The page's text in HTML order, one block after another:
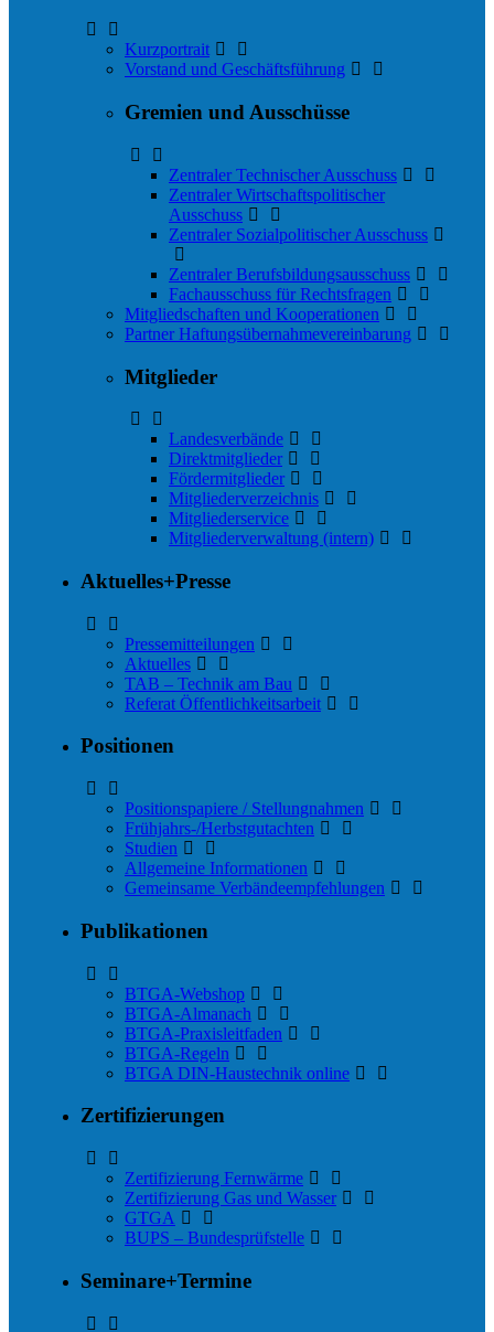
Kurzportrait
Vorstand und Geschäftsführung
Gremien und Ausschüsse
Zentraler Technischer Ausschuss
Zentraler Wirtschaftspolitischer
Ausschuss
Zentraler Sozialpolitischer Ausschuss
Zentraler Berufsbildungsausschuss
Fachausschuss für Rechtsfragen
Mitgliedschaften und Kooperationen
Partner Haftungs­übernahmevereinbarung
Mitglieder
Landesverbände
Direktmitglieder
Fördermitglieder
Mitgliederverzeichnis
Mitgliederservice
Mitgliederverwaltung (intern)
Aktuelles+Presse
Pressemitteilungen
Aktuelles
TAB – Technik am Bau
Referat Öffentlichkeitsarbeit
Positionen
Positionspapiere / Stellungnahmen
Frühjahrs-/Herbstgutachten
Studien
Allgemeine Informationen
Gemeinsame Verbändeempfehlungen
Publikationen
BTGA-Webshop
BTGA-Almanach
BTGA-Praxisleitfaden
BTGA-Regeln
BTGA DIN-Haustechnik online
Zertifizierungen
Zertifizierung Fernwärme
Zertifizierung Gas und Wasser
GTGA
BUPS – Bundesprüfstelle
Seminare+Termine